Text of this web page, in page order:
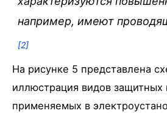
например, имеют
[2]
На рисунке 5 представлена
иллюстрация видов защитных
применяемых в